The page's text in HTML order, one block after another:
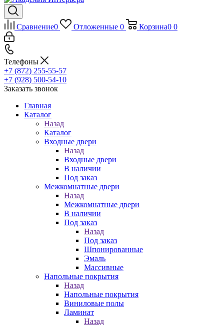
Сравнение0 Отложенные 0 Корзина0 0
Телефоны
+7 (872) 255-55-57
+7 (928) 500-54-10
Заказать звонок
Главная
Каталог
Назад
Каталог
Входные двери
Назад
Входные двери
В наличии
Под заказ
Межкомнатные двери
Назад
Межкомнатные двери
В наличии
Под заказ
Назад
Под заказ
Шпонированные
Эмаль
Массивные
Напольные покрытия
Назад
Напольные покрытия
Виниловые полы
Ламинат
Назад